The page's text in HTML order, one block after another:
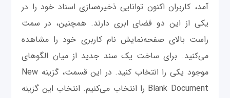
آمد، کاربران اکنون توانایی ذخیره‌سازی اسناد خود را در
یکی از این دو فضای ابری دارند. همچنین، در سمت
راست بالای صفحه‌نمایش نام کاربری خود را مشاهده
می‌کنید. برای ساخت یک سند جدید از میان الگوهای
موجود یکی را انتخاب کنید. در این قسمت، گزینه New
Blank Document را انتخاب می‌کنیم. انتخاب این گزینه